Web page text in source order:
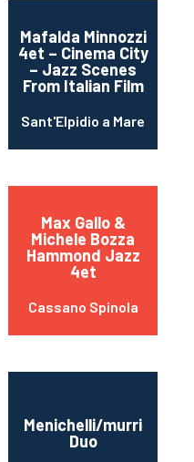
Mafalda Minnozzi
4et – Cinema City
– Jazz Scenes
From Italian Film
Sant'Elpidio a Mare
Max Gallo &
Michele Bozza
Hammond Jazz
4et
Cassano Spinola
Menichelli/murri
Duo